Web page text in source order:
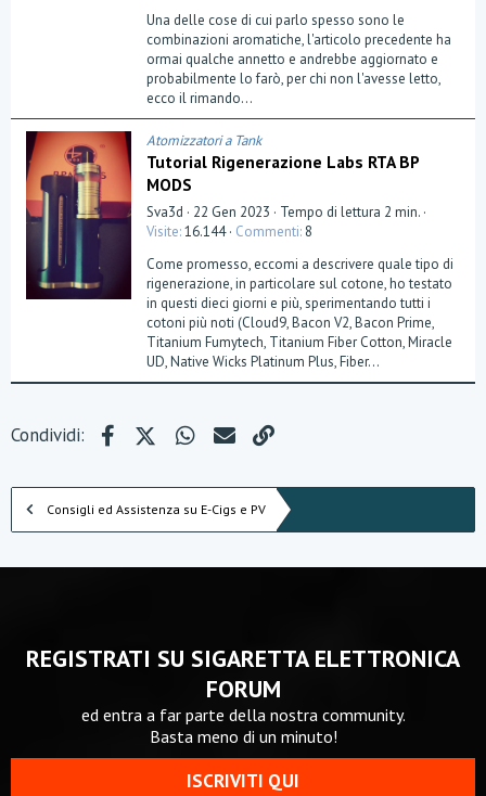
0
s
t
e
l
l
(
e
)
Una delle cose di cui parlo spesso sono le
combinazioni aromatiche, l'articolo precedente ha
ormai qualche annetto e andrebbe aggiornato e
probabilmente lo farò, per chi non l'avesse letto,
ecco il rimando...
Atomizzatori a Tank
Tutorial Rigenerazione Labs RTA BP
MODS
Sva3d 22 Gen 2023
Tempo di lettura 2 min.
Visite 16.144 Commenti 8
Come promesso, eccomi a descrivere quale tipo di
rigenerazione, in particolare sul cotone, ho testato
in questi dieci giorni e più, sperimentando tutti i
cotoni più noti (Cloud9, Bacon V2, Bacon Prime,
Titanium Fumytech, Titanium Fiber Cotton, Miracle
UD, Native Wicks Platinum Plus, Fiber...
Condividi: FacebookX (Twitter)WhatsApp
e-mail
Consigli ed Assistenza su E-Cigs e PV
REGISTRATI SU SIGARETTA ELETTRONICA
FORUM
ed entra a far parte della nostra community.
Basta meno di un minuto!
ISCRIVITI QUI